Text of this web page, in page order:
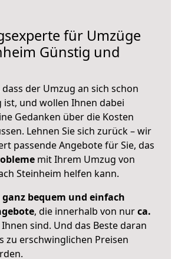
für Umzüge
Günstig und
der Umzug an sich schon
ist, und wollen Ihnen dabei
Gedanken über die Kosten
Lehnen Sie sich zurück – wir
passende Angebote für Sie, das
mit Ihrem Umzug von
Steinheim helfen kann.
ganz bequem und einfach
, die innerhalb von nurca.
sind. Und das Beste daran
zu erschwinglichen Preisen